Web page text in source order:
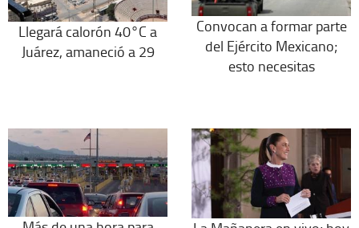
Llegará calorón 40°C a
Juárez, amaneció a 29
Convocan a formar parte
del Ejército Mexicano;
esto necesitas